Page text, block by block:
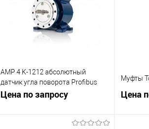
В избранное
Под заказ
В
AMP 4 K-1212 абсолютный
датчик угла поворота Profibus
(B35, вал 11 мм, темп.диапазон
Цена по запросу
Муфты
Цена